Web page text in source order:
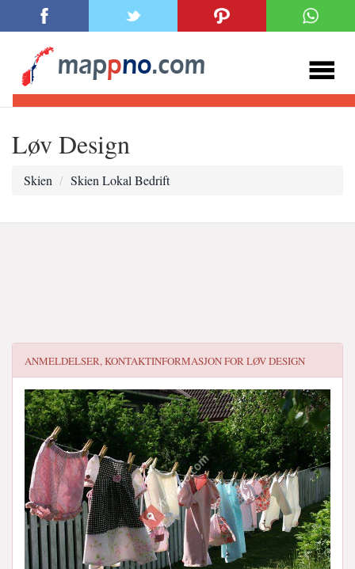
Løv Design
Skien Skien Lokal Bedrift
ANMELDELSER, KONTAKTINFORMASJON FORLØV DESIGN